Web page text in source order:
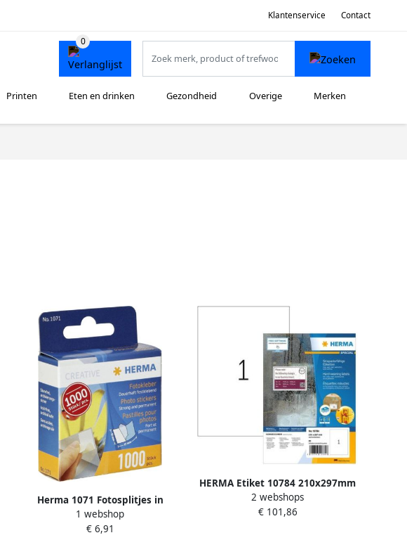
Klantenservice Contact
Printen Eten en drinken Gezondheid Overige Merken
Herma 1071 Fotosplitjes in
kartonnen display 1000 st.
1 webshop
€ 6,91
HERMA Etiket 10784 210x297mm
weerbestendig wit 80 etiketten
2 webshops
€ 101,86